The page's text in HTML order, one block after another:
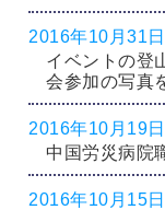
2016年10月31日
イベントの登
会参加の写真
2016年10月19日
中国労災病院
2016年10月15日